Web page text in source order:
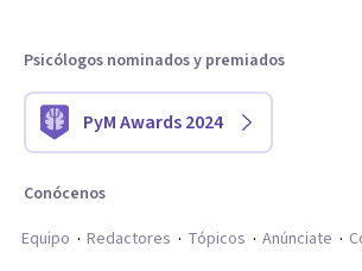
Psicólogos nominados y premiados
PyM Awards 2024
Conócenos
Equipo
Redactores Tópicos Anúnciate